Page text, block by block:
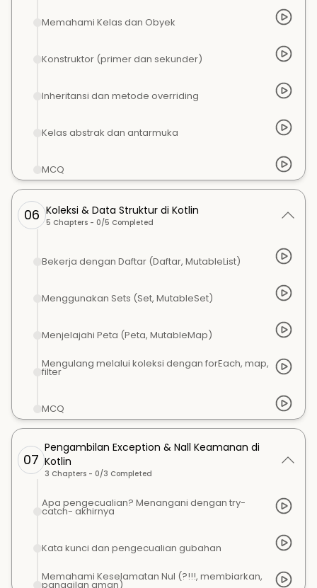
Memahami Kelas dan Obyek
Konstruktor (primer dan sekunder)
Inheritansi dan metode overriding
Kelas abstrak dan antarmuka
MCQ
06 Koleksi & Data Struktur di Kotlin
5 Chapters - 0/5 Completed
Bekerja dengan Daftar (Daftar, MutableList)
Menggunakan Sets (Set, MutableSet)
Menjelajahi Peta (Peta, MutableMap)
Mengulang melalui koleksi dengan forEach, map,
filter
MCQ
07
Pengambilan Exception & Nall Keamanan di
Kotlin
3 Chapters - 0/3 Completed
Apa pengecualian? Menangani dengan try-
catch- akhirnya
Kata kunci dan pengecualian gubahan
Memahami Keselamatan Nul (?!!!, membiarkan,
panggilan aman)